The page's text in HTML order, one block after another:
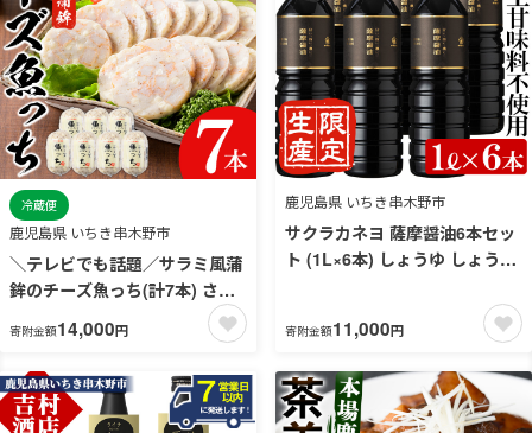
鹿児島県 いちき串木野市
冷蔵便
＼テレビでも話題／サラミ風蒲
鉾のチーズ魚っち(計7本) さつ
ま揚げ さつまあげ つけ揚げ 魚
すり身 黒こしょう 黒コショウ
ガーリック サラミ おつまみ 晩
酌 おかず 惣菜【浜崎蒲鉾店】
【00-001-03】
寄附金額14,000円
鹿児島県 いちき串木野市
サクラカネヨ 薩摩醤油6本セッ
ト (1L×6本) しょうゆ しょう油
い 調味料 老舗 常温 常温保存
保存 卵かけご飯 九州醤油【吉
寄附金額11,000円